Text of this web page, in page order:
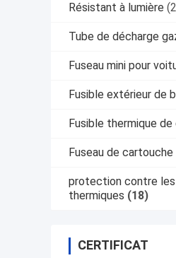
Résistant à lumière
Tube de décharge
Fuseau mini pour
Fusible extérieur de
Fusible thermique de
Fuseau de cartouche
protection contre les
thermiques (18)
CERTIFICAT